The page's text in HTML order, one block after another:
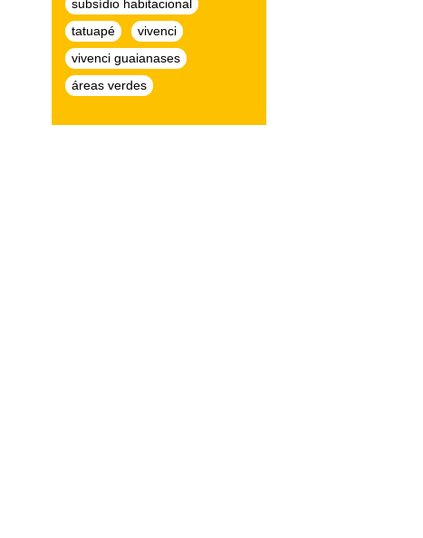
subsídio habitacional
tatuapé
vivenci
vivenci guaianases
áreas verdes